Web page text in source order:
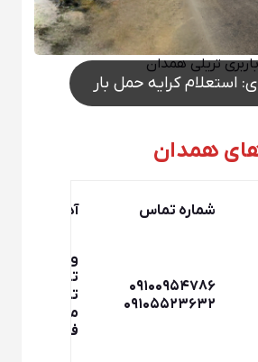
باربری تریلی همدان
استعلام کرایه حمل بار
همدان
شماره تماس آدرس
۰۹۱۰۰۹۵۴۷۸۶
۰۹۱۰۵۵۲۳۶۳۲
وانت نیسان
تا انواع
تریلی
متصدی
فرزانه